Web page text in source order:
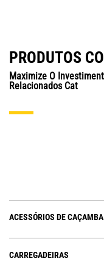
PRODUTOS
Maximize O
Relacionados Cat
ACESSÓRIOS DE CAÇAMBA
CARREGADEIRAS